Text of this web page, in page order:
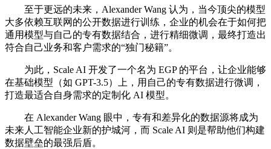
至于更远的未来，Alexander Wang 认为，当今顶尖的模型
大多依赖互联网的公开数据进行训练，企业的机会在于如何把
通用模型与自己的专有数据结合，进行精细微调，最终打造出
符合自己业务和客户需求的“独门秘籍”。
为此，Scale AI 开发了一个名为 EGP 的平台，让企业能够
在基础模型（如 GPT-3.5）上，用自己的专有数据进行微调，
打造最适合自身需求的定制化 AI 模型。
在 Alexander Wang 眼中，专有和差异化的数据源将成为
未来人工智能企业新的护城河，而 Scale AI 则是帮助他们构建
数据壁垒的最强后盾。